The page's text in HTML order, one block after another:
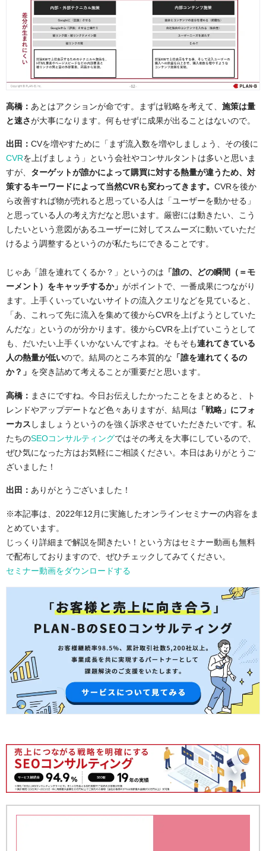
高橋： あとはアクションが命です。まずは戦略を考えて、 施策は量
と速さが大事になります。何もせずに成果が出ることはないので。
出田： CVを増やすために「まず流入数を増やしましょう、その後に
CVRを上げましょう」という会社やコンサルタントは多いと思いま
すが、 ターゲットが誰かによって購買に対する熱量が違うため、対
策するキーワードによって当然CVRも変わってきます。 CVRを後か
ら改善すれば物が売れると思っている人は「ユーザーを動かせる」
と思っている人の考え方だなと思います。厳密には動きたい、こう
したいという意図があるユーザーに対してスムーズに動いていただ
けるよう調整するというのが私たちにできることです。
じゃあ「誰を連れてくるか？」というのは 「誰の、どの瞬間（＝モ
ーメント）をキャッチするか」 がポイントで、一番成果につながり
ます。上手くいっていないサイトの流入クエリなどを見ていると、
「あ、これって先に流入を集めて後からCVRを上げようとしていた
んだな」というのが分かります。後からCVRを上げていこうとして
も、だいたい上手くいかないんですよね。そもそも連れてきている
人の熱量が低いので。結局のところ本質的な 「誰を連れてくるの
か？」 を突き詰めて考えることが重要だと思います。
高橋： まさにですね。今日お伝えしたかったことをまとめると、ト
レンドやアップデートなど色々ありますが、結局は 「戦略」にフォ
ーカス しましょうというのを強く訴求させていただきたいです。私
たちのSEOコンサルティングではその考えを大事にしているので、
ぜひ気になった方はお気軽にご相談ください。本日はありがとうご
ざいました！
出田： ありがとうございました！
※本記事は、2022年12月に実施したオンラインセミナーの内容をま
とめています。
じっくり詳細まで解説を聞きたい！という方はセミナー動画も無料
で配布しておりますので、ぜひチェックしてみてください。
セミナー動画をダウンロードする